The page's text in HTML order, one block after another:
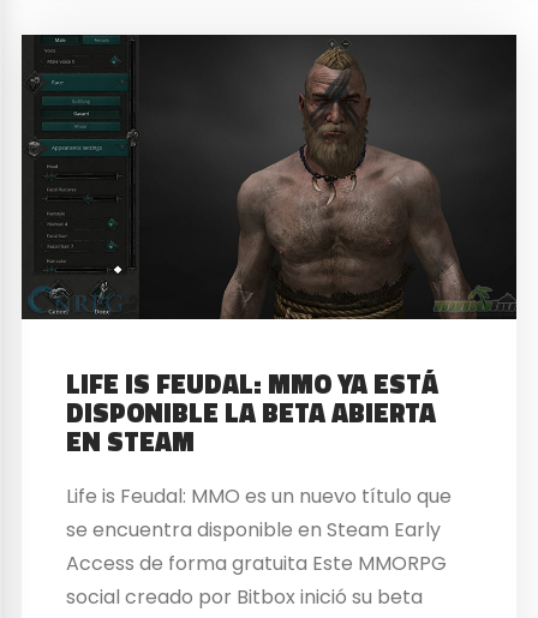
LIFE IS FEUDAL: MMO YA ESTÁ
DISPONIBLE LA BETA ABIERTA
EN STEAM
Life is Feudal: MMO es un nuevo título que
se encuentra disponible en Steam Early
Access de forma gratuita Este MMORPG
social creado por Bitbox inició su beta